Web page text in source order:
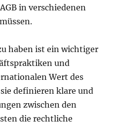
in verschiedenen
haben ist ein wichtiger
und
Wert des
definieren klare und
zwischen den
die rechtliche